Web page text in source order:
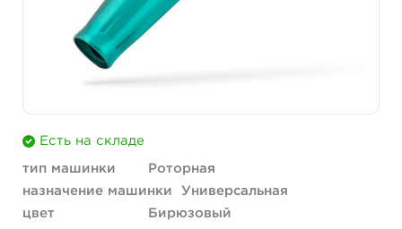
Есть на складе
тип машинки
Роторная
назначение машинки
Универсальная
цвет
Бирюзовый